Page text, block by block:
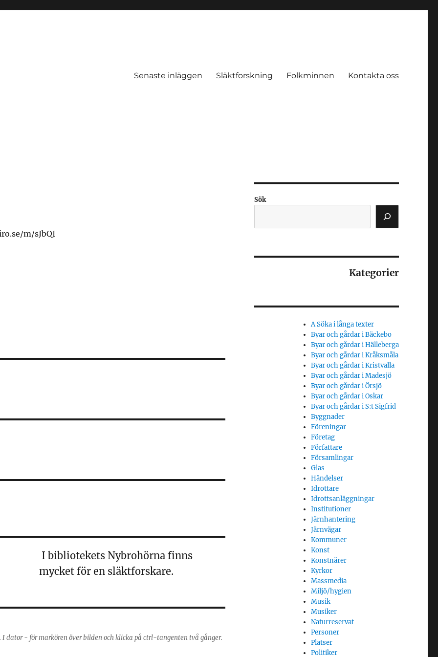
Senaste inläggen Släktforskning Folkminnen Kontakta oss
m/sJbQI
I bibliotekets Nybrohörna finns
mycket för en släktforskare.
dator - för markören över bilden och klicka på ctrl-tangenten två gånger.
Sök
Kategorier
A Söka i långa texter
Byar och gårdar i Bäckebo
Byar och gårdar i Hälleberga
Byar och gårdar i Kråksmåla
Byar och gårdar i Kristvalla
Byar och gårdar i Madesjö
Byar och gårdar i Örsjö
Byar och gårdar i Oskar
Byar och gårdar i S:t Sigfrid
Byggnader
Föreningar
Företag
Författare
Församlingar
Glas
Händelser
Idrottare
Idrottsanläggningar
Institutioner
Järnhantering
Järnvägar
Kommuner
Konst
Konstnärer
Kyrkor
Massmedia
Miljö/hygien
Musik
Musiker
Naturreservat
Personer
Platser
Politiker